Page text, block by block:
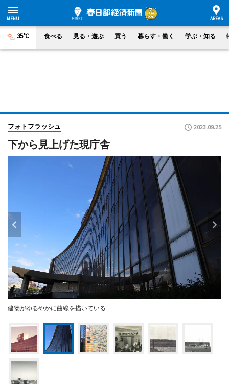
35°C 食べる 見る・遊ぶ 買う 暮らす・働く 学ぶ・知る
フォトフラッシュ 2023.09.25
下から見上げた現庁舎
建物がゆるやかに曲線を描いている